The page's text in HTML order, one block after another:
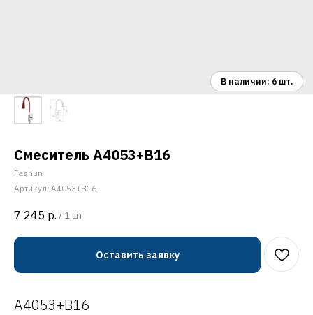
Смеситель A4053+B16
Fashun
Артикул: A4053+B16
7 245 р. / 1 шт
Оставить заявку
A4053+B16